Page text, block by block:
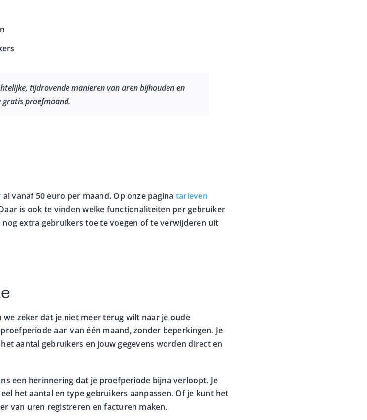
tijdrovende manieren van uren bijhouden en
proefmaand.
vanaf 50 euro per maand. Op onze pagina tarieven
is ook te vinden welke functionaliteiten per gebruiker
extra gebruikers toe te voegen of te verwijderen uit
zeker dat je niet meer terug wilt naar je oude
aan van één maand, zonder beperkingen. Je
aantal gebruikers en jouw gegevens worden direct en
een herinnering dat je proefperiode bijna verloopt. Je
het aantal en type gebruikers aanpassen. Of je kunt het
van uren registreren en facturen maken.